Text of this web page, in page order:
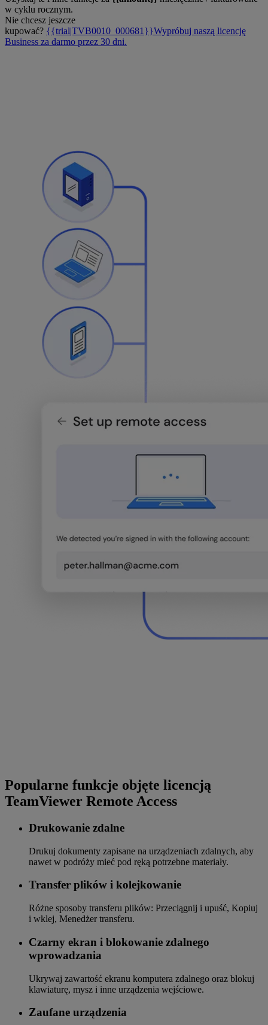
w cyklu rocznym.
Nie chcesz jeszcze
kupować? {{trial|TVB0010_000681}}Wypróbuj naszą licencję
Business za darmo przez 30 dni.
Popularne funkcje objęte licencją
TeamViewer Remote Access
Drukowanie zdalne
Drukuj dokumenty zapisane na urządzeniach zdalnych, aby
nawet w podróży mieć pod ręką potrzebne materiały.
Transfer plików i kolejkowanie
Różne sposoby transferu plików: Przeciągnij i upuść, Kopiuj
i wklej, Menedżer transferu.
Czarny ekran i blokowanie zdalnego
wprowadzania
Ukrywaj zawartość ekranu komputera zdalnego oraz blokuj
klawiaturę, mysz i inne urządzenia wejściowe.
Zaufane urządzenia